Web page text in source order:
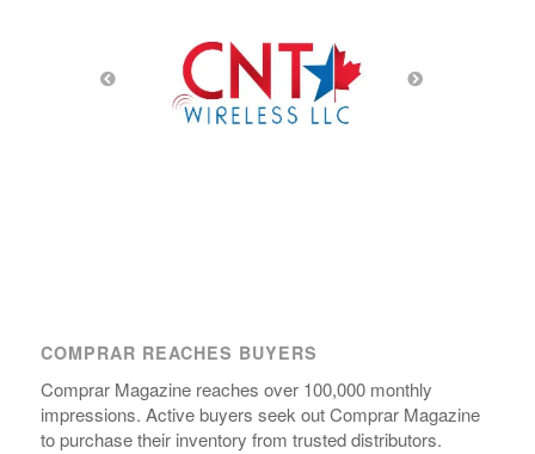
COMPRAR REACHES BUYERS
Comprar Magazine reaches over 100,000 monthly
impressions. Active buyers seek out Comprar Magazine
to purchase their inventory from trusted distributors.